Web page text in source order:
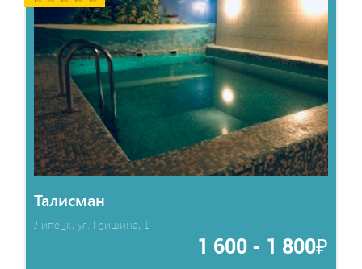
Талисман
Липецк, ул. Гришина, 1
1 600 - 1 800₽